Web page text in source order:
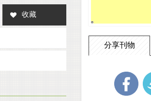
分享刊物
收藏